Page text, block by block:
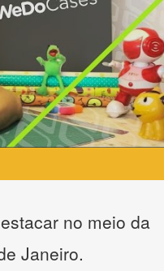
no meio da
Janeiro.